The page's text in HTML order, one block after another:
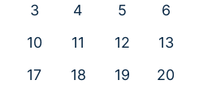
3 4 5
6
10 11 12
13
17 18 19
20